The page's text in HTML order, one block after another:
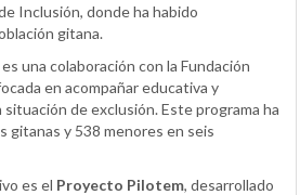
Inclusión, donde ha habido
gitana.
una colaboración con la Fundación
en acompañar educativa y
situación de exclusión. Este programa ha
gitanas y 538 menores en seis
es el Proyecto Pilotem, desarrollado